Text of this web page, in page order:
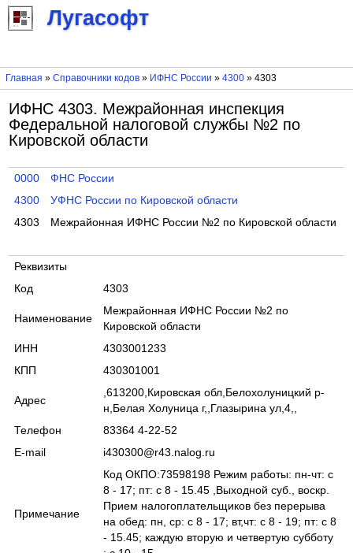
Лугасофт
Главная » Справочники кодов» ИФНС России » 4300» 4303
ИФНС 4303. Межрайонная инспекция
Федеральной налоговой службы №2 по
Кировской области
0000
ФНС России
4300
УФНС России по Кировской области
4303
Межрайонная ИФНС России №2 по Кировской области
Реквизиты
Код
4303
Наименование
Межрайонная ИФНС России №2 по
Кировской области
ИНН
4303001233
КПП
430301001
Адрес
,613200,Кировская обл,Белохолуницкий р-
н,Белая Холуница г,,Глазырина ул,4,,
Телефон
83364 4-22-52
E-mail
i430300@r43.nalog.ru
Примечание
Код ОКПО:73598198 Режим работы: пн-чт: с
8 - 17; пт: с 8 - 15.45 ,Выходной суб., воскр.
Прием налогоплательщиков без перерыва
на обед: пн, ср: с 8 - 17; вт,чт: с 8 - 19; пт: с 8
- 15.45; каждую вторую и четвертую субботу